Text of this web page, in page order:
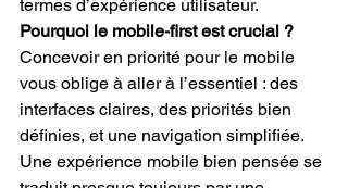
termes d’expérience utilisateur.
Pourquoi le mobile-first est crucial ?
Concevoir en priorité pour le mobile
vous oblige à aller à l’essentiel : des
interfaces claires, des priorités bien
définies, et une navigation simplifiée.
Une expérience mobile bien pensée se